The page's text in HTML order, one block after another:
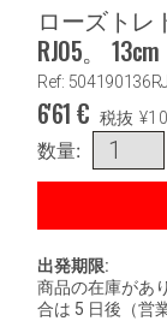
ローズトレ
RJ05。 13cm
Ref:
6'61 € 税抜 ¥
数量:
出発期限:
商品の在庫があ
合は 5 日後（営